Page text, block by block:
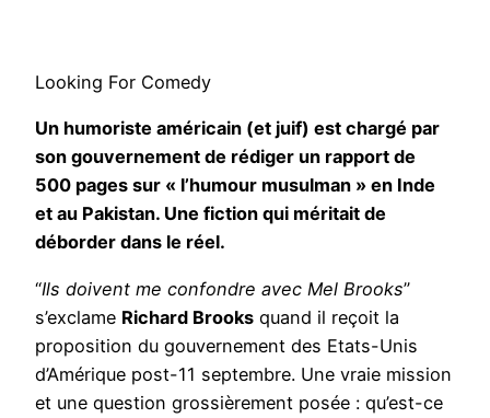
Looking For Comedy
Un humoriste américain (et juif) est chargé par
son gouvernement de rédiger un rapport de
500 pages sur « l’humour musulman » en Inde
et au Pakistan. Une fiction qui méritait de
déborder dans le réel.
“Ils doivent me confondre avec Mel Brooks”
s’exclame Richard Brooks quand il reçoit la
proposition du gouvernement des Etats-Unis
d’Amérique post-11 septembre. Une vraie mission
et une question grossièrement posée : qu’est-ce